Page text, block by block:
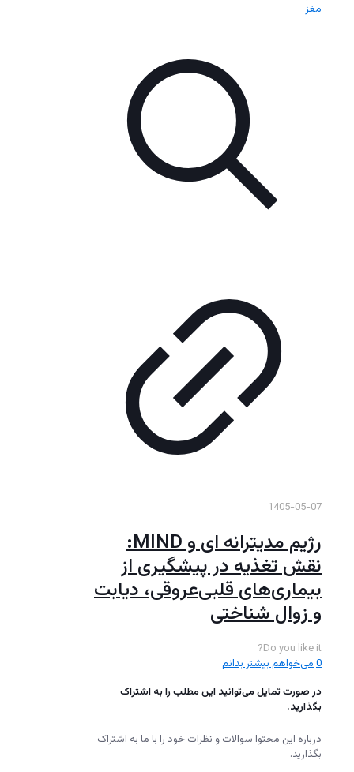
1405-05-07
رژیم مدیترانه ای و MIND:
نقش تغذیه در پیشگیری از
بیماری‌های قلبی‌عروقی، دیابت
و زوال شناختی
Do you like it?
0می‌خواهم بیشتر بدانم
در صورت تمایل می‌توانید این مطلب را به اشتراک
بگذارید.
درباره‌ این محتوا سوالات و نظرات خود را با ما به اشتراک
بگذارید.